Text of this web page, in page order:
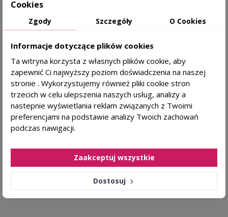
Dermokosmetyki polecane przez trychologa
GABINET TRYCHOLOGICZNY
Od 15 lat prowadzimy Centrum Zdrowego Włosa w
Krakowie >>
4.8
Cookies
Zgody Szczegóły O Cookies
Informacje dotyczące plików cookies
Ta witryna korzysta z własnych plików cookie, aby
zapewnić Ci najwyższy poziom doświadczenia na naszej
stronie . Wykorzystujemy również pliki cookie stron
trzecich w celu ulepszenia naszych usług, analizy a
nastepnie wyświetlania reklam związanych z Twoimi
preferencjami na podstawie analizy Twoich zachowań
podczas nawigacji.
Dostosuj
Zaakceptuj wszystkie